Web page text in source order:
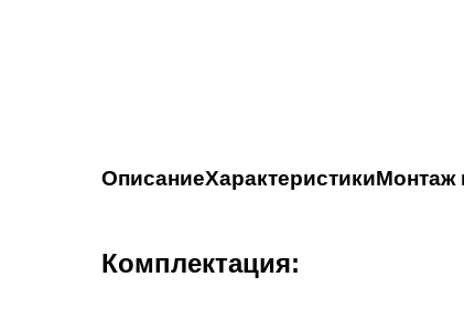
ОписаниеХарактеристикиМонтаж
Комплектация:
нашей компании — и получите